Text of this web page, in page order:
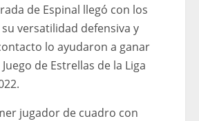
de Espinal llegó con los
versatilidad defensiva y
lo ayudaron a ganar
de Estrellas de la Liga
jugador de cuadro con